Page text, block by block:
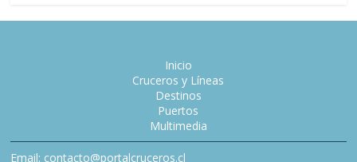
Inicio
Cruceros y Líneas
Destinos
Puertos
Multimedia
Email: contacto@portalcruceros.cl